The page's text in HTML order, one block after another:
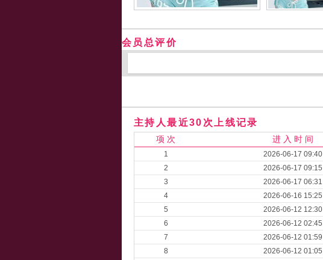
会员总评价
主持人最近30次上线记录
项 次 进 入 时 间
1 2026-06-17 09:40
2
2026-06-17 09:15
3
2026-06-17 06:31
4
2026-06-16 15:25
5
2026-06-12 12:30
6
2026-06-12 02:45
7
2026-06-12 01:59
8
2026-06-12 01:05